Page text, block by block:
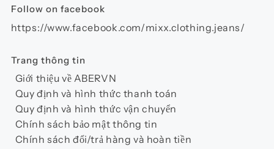
Follow on facebook
https://www.facebook.com/mixx.clothing.jeans/
Trang thông tin
Giới thiệu về ABERVN
Quy định và hình thức thanh toán
Quy định và hình thức vận chuyển
Chính sách bảo mật thông tin
Chính sách đổi/trả hàng và hoàn tiền